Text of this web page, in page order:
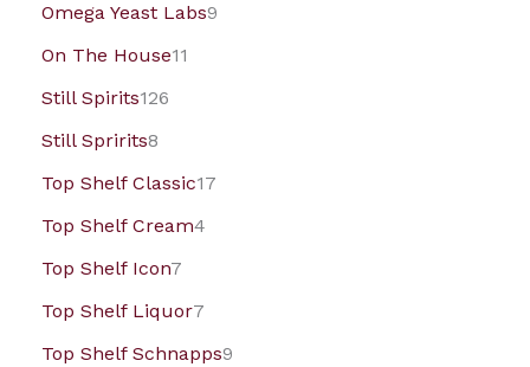
Omega Yeast Labs9
On The House11
Still Spirits126
Still Spririts8
Top Shelf Classic17
Top Shelf Cream4
Top Shelf Icon7
Top Shelf Liquor7
Top Shelf Schnapps9